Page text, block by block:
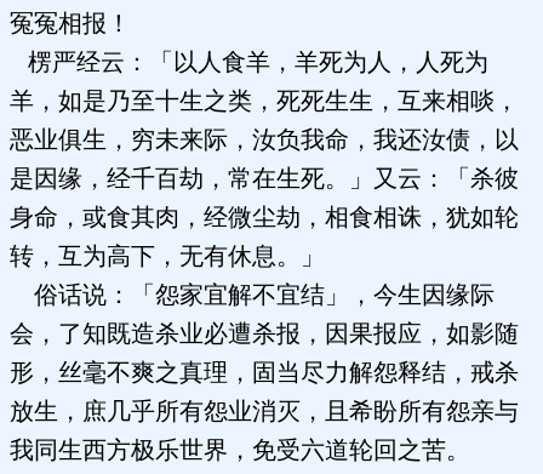
冤冤相报！
楞严经云：「以人食羊，羊死为人，人死为
羊，如是乃至十生之类，死死生生，互来相啖，
恶业俱生，穷未来际，汝负我命，我还汝债，以
是因缘，经千百劫，常在生死。」又云：「杀彼
身命，或食其肉，经微尘劫，相食相诛，犹如轮
转，互为高下，无有休息。」
俗话说：「怨家宜解不宜结」，今生因缘际
会，了知既造杀业必遭杀报，因果报应，如影随
形，丝毫不爽之真理，固当尽力解怨释结，戒杀
放生，庶几乎所有怨业消灭，且希盼所有怨亲与
我同生西方极乐世界，免受六道轮回之苦。